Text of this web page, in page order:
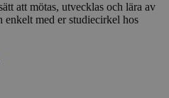
att mötas, utvecklas och lära av
enkelt med er studiecirkel hos